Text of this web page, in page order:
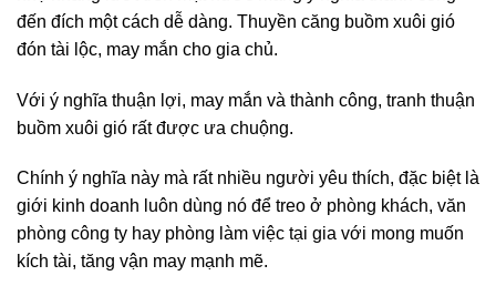
đến đích một cách dễ dàng. Thuyền căng buồm xuôi gió
đón tài lộc, may mắn cho gia chủ.
Với ý nghĩa thuận lợi, may mắn và thành công, tranh thuận
buồm xuôi gió rất được ưa chuộng.
Chính ý nghĩa này mà rất nhiều người yêu thích, đặc biệt là
giới kinh doanh luôn dùng nó để treo ở phòng khách, văn
phòng công ty hay phòng làm việc tại gia với mong muốn
kích tài, tăng vận may mạnh mẽ.